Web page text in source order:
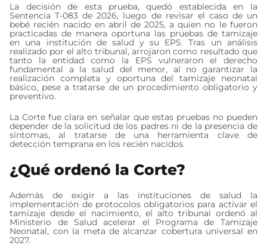
La decisión de esta prueba, quedó establecida en la
Sentencia T-083 de 2026, luego de revisar el caso de un
bebé recién nacido en abril de 2025, a quien no le fueron
practicadas de manera oportuna las pruebas de tamizaje
en una institución de salud y su EPS. Tras un análisis
realizado por el alto tribunal, arrojaron como resultado que
tanto la entidad como la EPS vulneraron el derecho
fundamental a la salud del menor, al no garantizar la
realización completa y oportuna del tamizaje neonatal
básico, pese a tratarse de un procedimiento obligatorio y
preventivo.
La Corte fue clara en señalar que estas pruebas no pueden
depender de la solicitud de los padres ni de la presencia de
síntomas, al tratarse de una herramienta clave de
detección temprana en los recién nacidos.
¿Qué ordenó la Corte?
Además de exigir a las instituciones de salud la
implementación de protocolos obligatorios para activar el
tamizaje desde el nacimiento, el alto tribunal ordenó al
Ministerio de Salud acelerar el Programa de Tamizaje
Neonatal, con la meta de alcanzar cobertura universal en
2027.